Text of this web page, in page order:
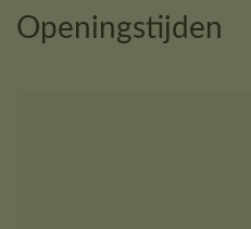
Openingstijden